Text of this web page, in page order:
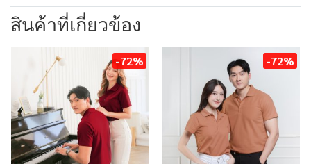
สินค้าที่เกี่ยวข้อง
-72% -72%